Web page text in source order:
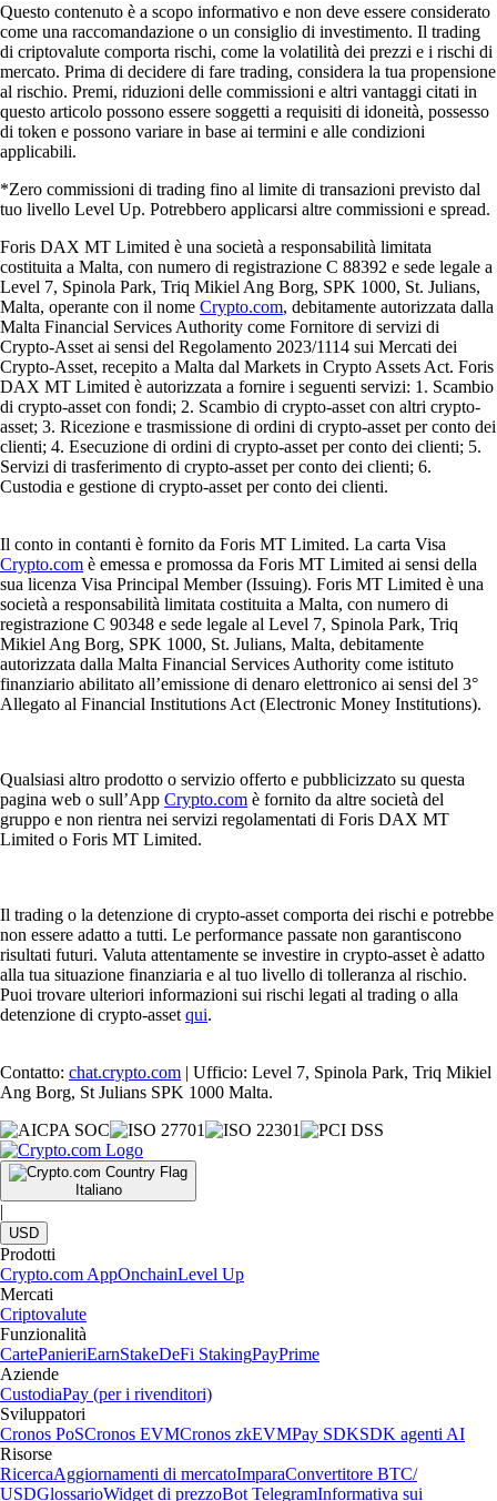
Questo contenuto è a scopo informativo e non deve essere considerato
come una raccomandazione o un consiglio di investimento. Il trading
di criptovalute comporta rischi, come la volatilità dei prezzi e i rischi di
mercato. Prima di decidere di fare trading, considera la tua propensione
al rischio. Premi, riduzioni delle commissioni e altri vantaggi citati in
questo articolo possono essere soggetti a requisiti di idoneità, possesso
di token e possono variare in base ai termini e alle condizioni
applicabili.
*Zero commissioni di trading fino al limite di transazioni previsto dal
tuo livello Level Up. Potrebbero applicarsi altre commissioni e spread.
Foris DAX MT Limited è una società a responsabilità limitata
costituita a Malta, con numero di registrazione C 88392 e sede legale a
Level 7, Spinola Park, Triq Mikiel Ang Borg, SPK 1000, St. Julians,
Malta, operante con il nome Crypto.com, debitamente autorizzata dalla
Malta Financial Services Authority come Fornitore di servizi di
Crypto-Asset ai sensi del Regolamento 2023/1114 sui Mercati dei
Crypto-Asset, recepito a Malta dal Markets in Crypto Assets Act. Foris
DAX MT Limited è autorizzata a fornire i seguenti servizi: 1. Scambio
di crypto-asset con fondi; 2. Scambio di crypto-asset con altri crypto-
asset; 3. Ricezione e trasmissione di ordini di crypto-asset per conto dei
clienti; 4. Esecuzione di ordini di crypto-asset per conto dei clienti; 5.
Servizi di trasferimento di crypto-asset per conto dei clienti; 6.
Custodia e gestione di crypto-asset per conto dei clienti.
Il conto in contanti è fornito da Foris MT Limited. La carta Visa
Crypto.com è emessa e promossa da Foris MT Limited ai sensi della
sua licenza Visa Principal Member (Issuing). Foris MT Limited è una
società a responsabilità limitata costituita a Malta, con numero di
registrazione C 90348 e sede legale al Level 7, Spinola Park, Triq
Mikiel Ang Borg, SPK 1000, St. Julians, Malta, debitamente
autorizzata dalla Malta Financial Services Authority come istituto
finanziario abilitato all’emissione di denaro elettronico ai sensi del 3°
Allegato al Financial Institutions Act (Electronic Money Institutions).
Qualsiasi altro prodotto o servizio offerto e pubblicizzato su questa
pagina web o sull’App Crypto.com è fornito da altre società del
gruppo e non rientra nei servizi regolamentati di Foris DAX MT
Limited o Foris MT Limited.
Il trading o la detenzione di crypto-asset comporta dei rischi e potrebbe
non essere adatto a tutti. Le performance passate non garantiscono
risultati futuri. Valuta attentamente se investire in crypto-asset è adatto
alla tua situazione finanziaria e al tuo livello di tolleranza al rischio.
Puoi trovare ulteriori informazioni sui rischi legati al trading o alla
detenzione di crypto-asset qui.
Contatto: chat.crypto.com | Ufficio: Level 7, Spinola Park, Triq Mikiel
Ang Borg, St Julians SPK 1000 Malta.
Italiano
|
USD
Prodotti
Crypto.com AppOnchainLevel Up
Mercati
Criptovalute
Funzionalità
CartePanieriEarnStakeDeFi StakingPayPrime
Aziende
CustodiaPay (per i rivenditori)
Sviluppatori
Cronos PoSCronos EVMCronos zkEVMPay SDKSDK agenti AI
Risorse
RicercaAggiornamenti di mercatoImparaConvertitore BTC/
USDGlossarioWidget di prezzoBot TelegramInformativa sui